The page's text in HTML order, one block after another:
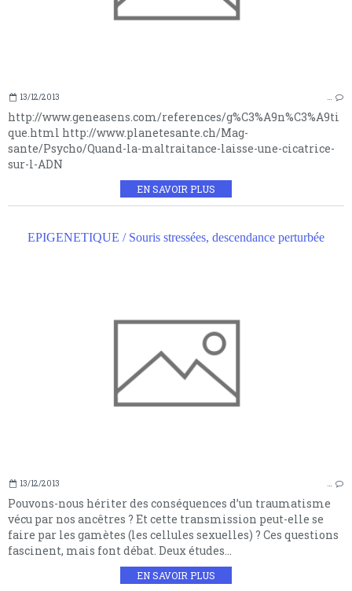
13/12/2013 …
http://www.geneasens.com/references/g%C3%A9n%C3%A9ti
que.html http://www.planetesante.ch/Mag-
sante/Psycho/Quand-la-maltraitance-laisse-une-cicatrice-
sur-l-ADN
EN SAVOIR PLUS
EPIGENETIQUE / Souris stressées, descendance perturbée
13/12/2013 …
Pouvons-nous hériter des conséquences d’un traumatisme
vécu par nos ancêtres ? Et cette transmission peut-elle se
faire par les gamètes (les cellules sexuelles) ? Ces questions
fascinent, mais font débat. Deux études...
EN SAVOIR PLUS